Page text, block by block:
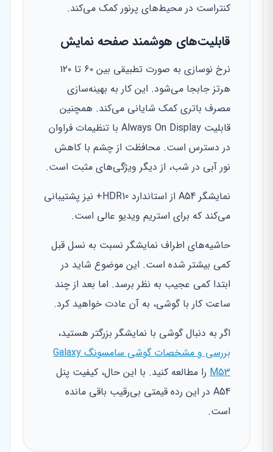
کنتراست در محیط‌های پرنور کمک می‌کند.
قابلیت‌های هوشمند صفحه نمایش
نرخ نوسازی به صورت تطبیقی بین ۶۰ تا ۱۲۰
هرتز جابجا می‌شود. این کار به بهینه‌سازی
مصرف باتری کمک شایانی می‌کند. همچنین
قابلیت Always On Display با تنظیمات فراوان
در دسترس است. محافظت از چشم با کاهش
نور آبی در شب، از دیگر ویژگی‌های مثبت است.
نمایشگر A54 از استاندارد HDR10+ نیز پشتیبانی
می‌کند که برای استریم ویدیو عالی است.
حاشیه‌های اطراف نمایشگر نسبت به نسل قبل
کمی بیشتر شده است. این موضوع شاید در
ابتدا کمی عجیب به نظر برسد. اما بعد از چند
ساعت کار با گوشی، به آن عادت خواهید کرد.
اگر به دنبال گوشی با نمایشگر بزرگتر هستید،
بررسی و مشخصات گوشی سامسونگ Galaxy
M53 را مطالعه کنید. با این حال، کیفیت پنل
A54 در این رده قیمتی بی‌رقیب باقی مانده
است.